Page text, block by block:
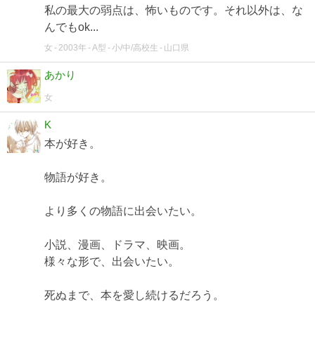
私の最大の弱点は、怖いものです。それ以外は、な
んでもok...
女 2003年 A型 小/中/高校生 山口県
あかり
女
K
本が好き。
物語が好き。
より多くの物語に出会いたい。
小説、漫画、ドラマ、映画。
様々な形で、出会いたい。
死ぬまで、本を愛し続けるだろう。